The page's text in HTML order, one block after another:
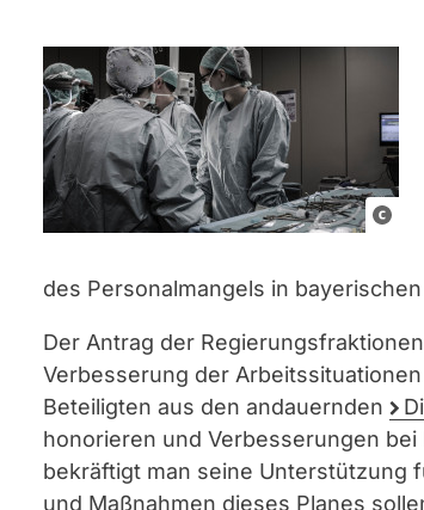
C
des Personalmangels in
Der Antrag der
Verbesserung der
Beteiligten aus den andauernden
honorieren und Verbesserungen
bekräftigt man seine Unterstützung
und Maßnahmen dieses Planes